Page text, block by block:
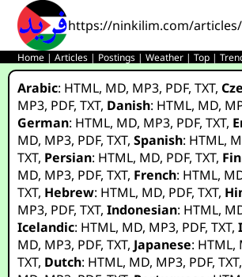
https://ninkilim.com/
Home |Articles | Postings |Weather |Top |
Arabic: HTML, MD, MP3, PDF,TXT,
MP3, PDF,TXT, Danish: HTML, MD,
German: HTML, MD, MP3, PDF,TXT,
MD, MP3, PDF,TXT,Spanish: HTML,
TXT, Persian: HTML, MD, PDF,TXT,
MD, MP3, PDF,TXT, French: HTML,
TXT, Hebrew: HTML, MD, PDF,TXT,
MP3, PDF,TXT,Indonesian: HTML,
Icelandic: HTML, MD, MP3, PDF,TXT,
MD, MP3, PDF,TXT, Japanese: HTML,
TXT, Dutch: HTML, MD, MP3, PDF,TXT,